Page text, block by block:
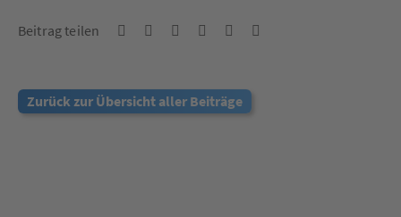
Beitrag teilen
Zurück zur Übersicht aller Beiträge